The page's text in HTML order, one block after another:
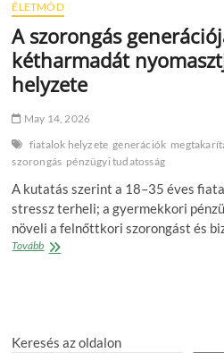
ÉLETMÓD
A szorongás
kétharmadát
helyzete
May 14, 2026
fiatalok helyzete generációk
szorongás pénzügyi tudatosság
A kutatás szerint a 18–35 éves
stressz terheli; a gyermekkori
növeli a felnőttkori szorongást és
TovábbA
nyomasztja
Keresés az oldalon